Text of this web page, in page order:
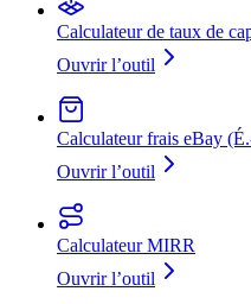
Calculateur de taux de
Ouvrir l’outil
Calculateur frais eBay
Ouvrir l’outil
Calculateur MIRR
Ouvrir l’outil